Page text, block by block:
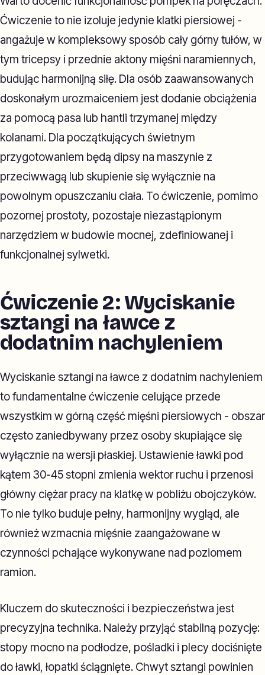
Ćwiczenie to nie izoluje jedynie klatki piersiowej -
angażuje w kompleksowy sposób cały górny tułów, w
tym tricepsy i przednie aktony mięśni naramiennych,
budując harmonijną siłę. Dla osób zaawansowanych
doskonałym urozmaiceniem jest dodanie obciążenia
za pomocą pasa lub hantli trzymanej między
kolanami. Dla początkujących świetnym
przygotowaniem będą dipsy na maszynie z
przeciwwagą lub skupienie się wyłącznie na
powolnym opuszczaniu ciała. To ćwiczenie, pomimo
pozornej prostoty, pozostaje niezastąpionym
narzędziem w budowie mocnej, zdefiniowanej i
funkcjonalnej sylwetki.
Ćwiczenie 2: Wyciskanie
sztangi na ławce z
dodatnim nachyleniem
Wyciskanie sztangi na ławce z dodatnim nachyleniem
to fundamentalne ćwiczenie celujące przede
wszystkim w górną część mięśni piersiowych - obszar
często zaniedbywany przez osoby skupiające się
wyłącznie na wersji płaskiej. Ustawienie ławki pod
kątem 30-45 stopni zmienia wektor ruchu i przenosi
główny ciężar pracy na klatkę w pobliżu obojczyków.
To nie tylko buduje pełny, harmonijny wygląd, ale
również wzmacnia mięśnie zaangażowane w
czynności pchające wykonywane nad poziomem
ramion.
Kluczem do skuteczności i bezpieczeństwa jest
precyzyjna technika. Należy przyjąć stabilną pozycję:
stopy mocno na podłodze, pośladki i plecy dociśnięte
do ławki, łopatki ściągnięte. Chwyt sztangi powinien